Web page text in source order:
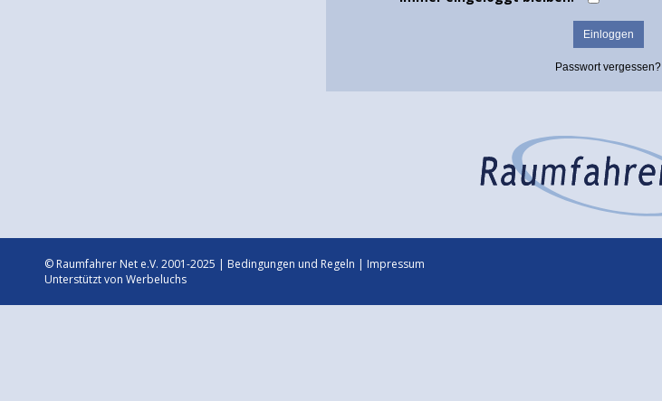
Passwort vergessen?
© Raumfahrer Net e.V. 2001-2025 | Bedingungen und Regeln | Impressum
Unterstützt von Werbeluchs